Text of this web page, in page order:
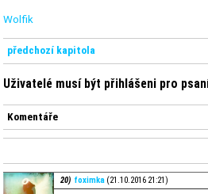
Wolfik
předchozí kapitola
Uživatelé musí být přihlášeni pro
Komentáře
20) foximka (21.10.2016 21:21)